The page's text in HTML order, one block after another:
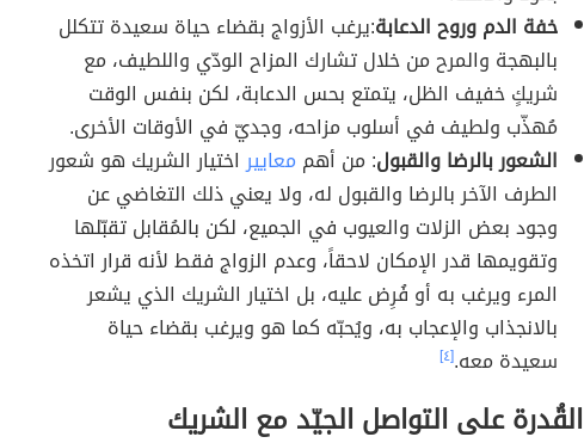
خفة الدم وروح الدعابة:يرغب الأزواج بقضاء حياة سعيدة تتكلل
بالبهجة والمرح من خلال تشارك المزاح الودّي واللطيف، مع
شريكٍ خفيف الظل، يتمتع بحس الدعابة، لكن بنفس الوقت
مُهذّب ولطيف في أسلوب مزاحه، وجديّ في الأوقات الأخرى.
الشعور بالرضا والقبول: من أهم معاييراختيار الشريك هو شعور
الطرف الآخر بالرضا والقبول له، ولا يعني ذلك التغاضي عن
وجود بعض الزلات والعيوب في الجميع، لكن بالمُقابل تقبّلها
وتقويمها قدر الإمكان لاحقاً، وعدم الزواج فقط لأنه قرار اتخذه
المرء ويرغب به أو فُرِض عليه، بل اختيار الشريك الذي يشعر
بالانجذاب والإعجاب به، ويُحبّه كما هو ويرغب بقضاء حياة
سعيدة معه.[٤]
القُدرة على التواصل الجيّد مع الشريك